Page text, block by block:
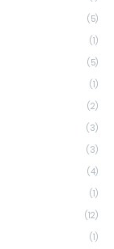
(5)
(1)
(5)
(1)
(2)
(3)
(3)
(4)
(1)
(12)
(1)